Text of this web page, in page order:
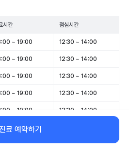
시간 점심시간
~ 19:00 12:30 ~ 14:00
~ 19:00 12:30 ~ 14:00
~ 19:00 12:30 ~ 14:00
~ 19:00 12:30 ~ 14:00
~ 19:00 12:30 ~ 14:00
~ 14:00
~ 13:00 -
료 예약하기